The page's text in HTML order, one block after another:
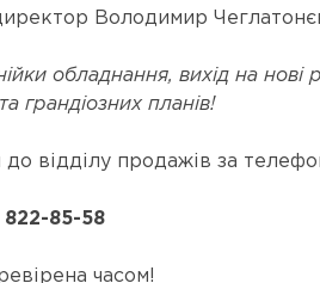
Володимир
обладнання, вихід на
грандіозних планів!
до відділу продажів за
85-58
часом!